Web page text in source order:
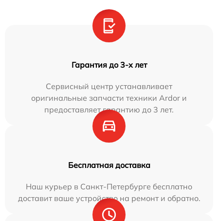
Гарантия до 3-х лет
Сервисный центр устанавливает
оригинальные запчасти техники Ardor и
предоставляет гарантию до 3 лет.
Бесплатная доставка
Наш курьер в Санкт-Петербурге бесплатно
доставит ваше устройство на ремонт и обратно.